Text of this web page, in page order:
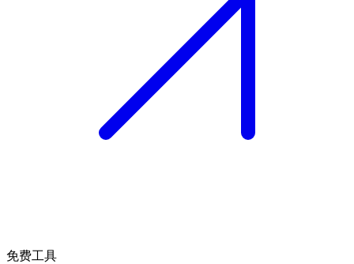
免费工具